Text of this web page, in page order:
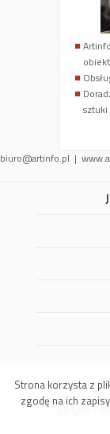
Strona korzysta z
zgodę na ich
sztuki
biuro@artinfo.pl |
Copyrights /